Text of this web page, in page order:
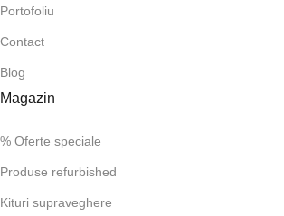
Portofoliu
Contact
Blog
Magazin
% Oferte speciale
Produse refurbished
Kituri supraveghere